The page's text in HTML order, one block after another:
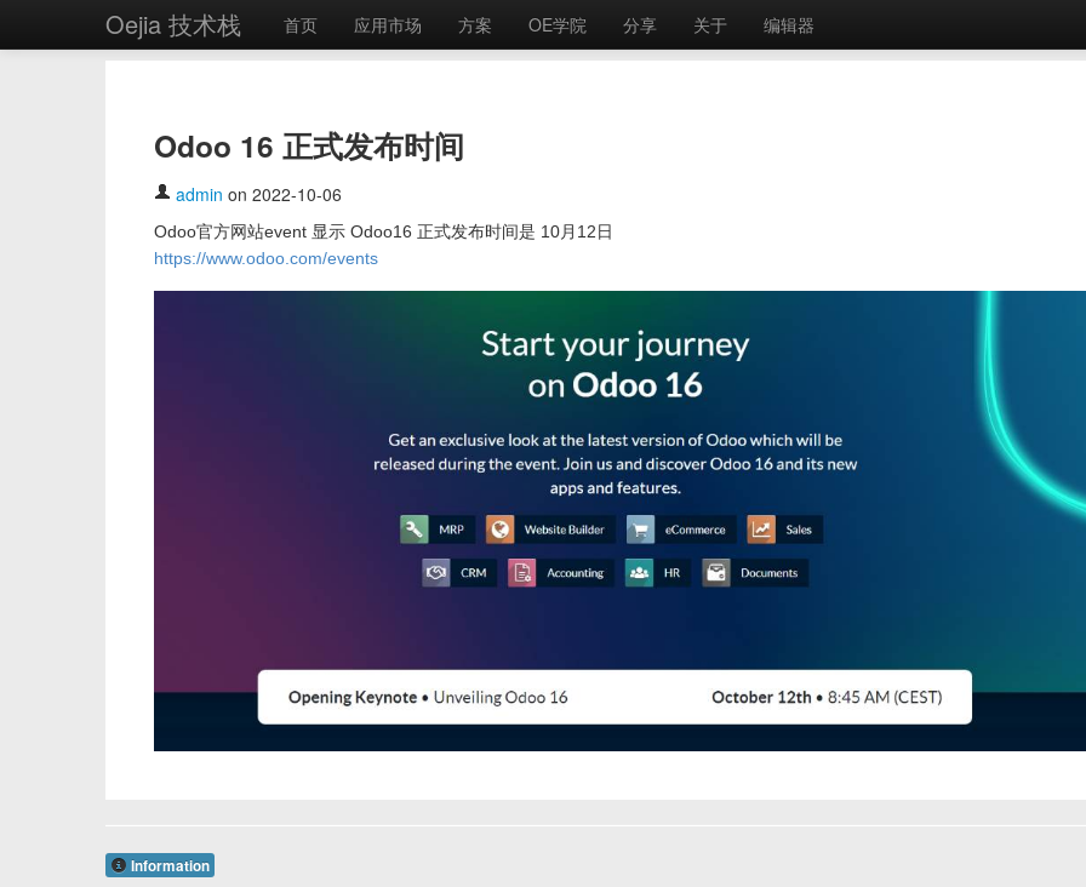
Oejia 技术栈 首页 应用市场 方案 OE学院 分享 关于 编辑器
Odoo 16 正式发布时间
admin on 2022-10-06
Odoo官方网站event 显示 Odoo16 正式发布时间是 10月12日
https://www.odoo.com/events
Information